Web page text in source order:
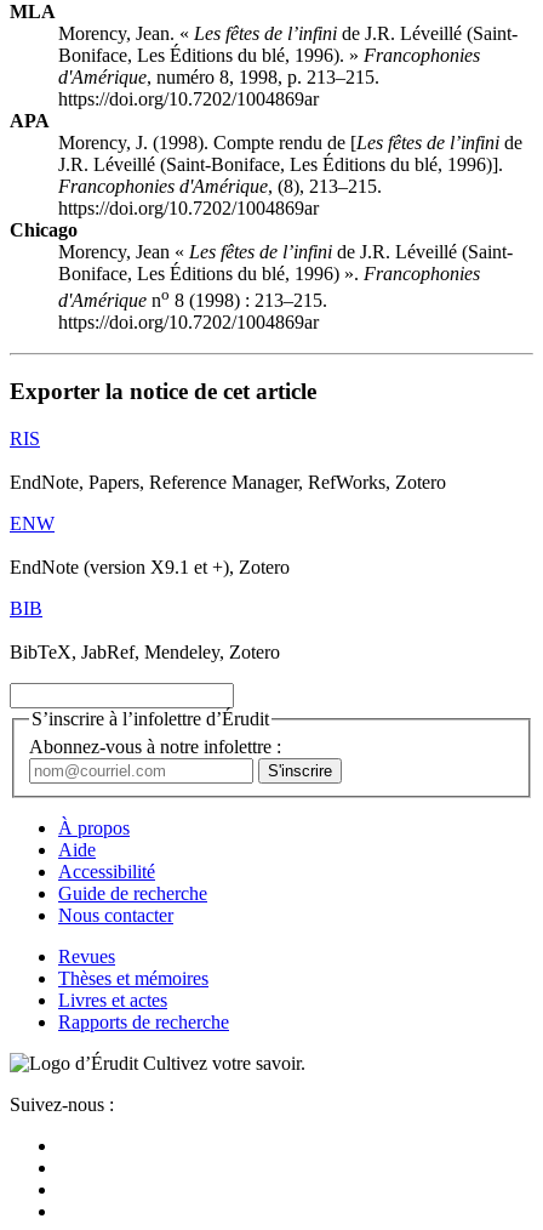
MLA
Morency, Jean. « Les fêtes de l’infini de J.R. Léveillé (Saint-
Boniface, Les Éditions du blé, 1996). » Francophonies
d'Amérique, numéro 8, 1998, p. 213–215.
https://doi.org/10.7202/1004869ar
APA
Morency, J. (1998). Compte rendu de [Les fêtes de l’infini de
J.R. Léveillé (Saint-Boniface, Les Éditions du blé, 1996)].
Francophonies d'Amérique, (8), 213–215.
https://doi.org/10.7202/1004869ar
Chicago
Morency, Jean « Les fêtes de l’infini de J.R. Léveillé (Saint-
Boniface, Les Éditions du blé, 1996) ». Francophonies
d'Amérique no 8 (1998) : 213–215.
https://doi.org/10.7202/1004869ar
Exporter la notice de cet article
RIS
EndNote, Papers, Reference Manager, RefWorks, Zotero
ENW
EndNote (version X9.1 et +), Zotero
BIB
BibTeX, JabRef, Mendeley, Zotero
S’inscrire à l’infolettre d’Érudit
Abonnez-vous à notre infolettre :
À propos
Aide
Accessibilité
Guide de recherche
Nous contacter
Revues
Thèses et mémoires
Livres et actes
Rapports de recherche
Cultivez votre savoir.
Suivez-nous :